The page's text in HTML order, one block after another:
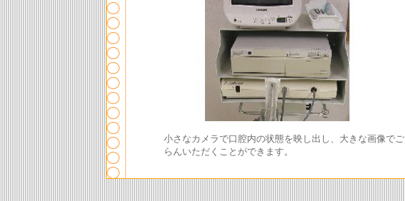
小さなカメラで口腔内の状態を映し出し、大きな画像でご
らんいただくことができます。